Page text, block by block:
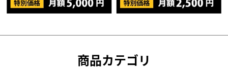
商品カテゴリ